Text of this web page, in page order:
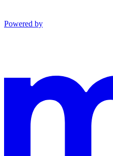
Powered by